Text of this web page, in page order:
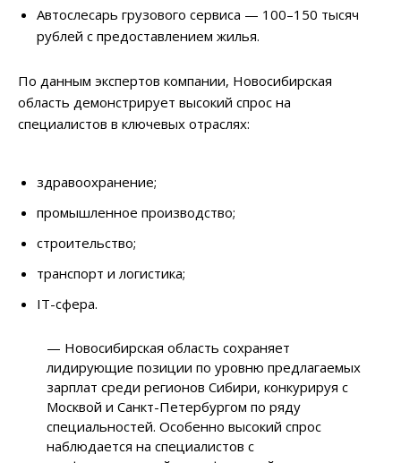
Автослесарь грузового сервиса — 100–150 тысяч
рублей с предоставлением жилья.
По данным экспертов компании, Новосибирская
область демонстрирует высокий спрос на
специалистов в ключевых отраслях:
здравоохранение;
промышленное производство;
строительство;
транспорт и логистика;
IT-сфера.
— Новосибирская область сохраняет
лидирующие позиции по уровню предлагаемых
зарплат среди регионов Сибири, конкурируя с
Москвой и Санкт-Петербургом по ряду
специальностей. Особенно высокий спрос
наблюдается на специалистов с